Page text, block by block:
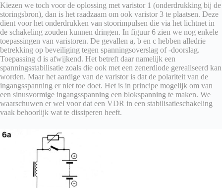
Kiezen we toch voor de oplossing met varistor 1 (onderdrukking bij de
storingsbron), dan is het raadzaam om ook varistor 3 te plaatsen. Deze
dient voor het onderdrukken van stoorimpulsen die via het lichtnet in
de schakeling zouden kunnen dringen. In figuur 6 zien we nog enkele
toepassingen van varistoren. De gevallen a, b en c hebben alledrie
betrekking op beveiliging tegen spanningsoverslag of -doorslag.
Toepassing d is afwijkend. Het betreft daar namelijk een
spanningsstabilisatie zoals die ook met een zenerdiode gerealiseerd kan
worden. Maar het aardige van de varistor is dat de polariteit van de
ingangsspanning er niet toe doet. Het is in principe mogelijk om van
een sinusvormige ingangsspanning een blokspanning te maken. We
waarschuwen er wel voor dat een VDR in een stabilisatieschakeling
vaak behoorlijk wat te dissiperen heeft.